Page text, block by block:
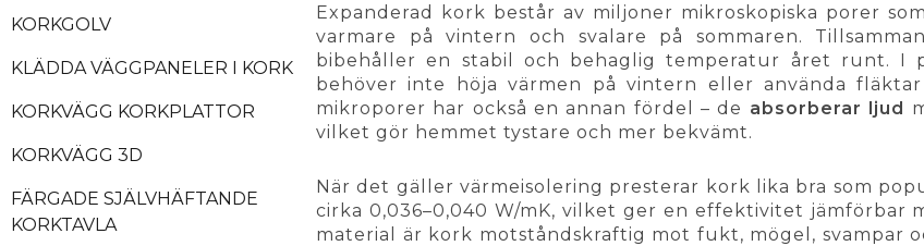
KORKGOLV
KLÄDDA VÄGGPANELER I KORK
KORKVÄGG KORKPLATTOR
KORKVÄGG 3D
FÄRGADE SJÄLVHÄFTANDE
KORKTAVLA
Expanderad kork består av miljoner mikroskopiska porer
varmare på vintern och svalare på sommaren.
bibehåller en stabil och behaglig temperatur året runt. I
behöver inte höja värmen på vintern eller använda
mikroporer har också en annan fördel – de absorberar ljud
vilket gör hemmet tystare och mer bekvämt.
När det gäller värmeisolering presterar kork lika bra som
cirka 0,036–0,040 W/mK, vilket ger en effektivitet jämförbar
material är kork motståndskraftig mot fukt, mögel, svampar